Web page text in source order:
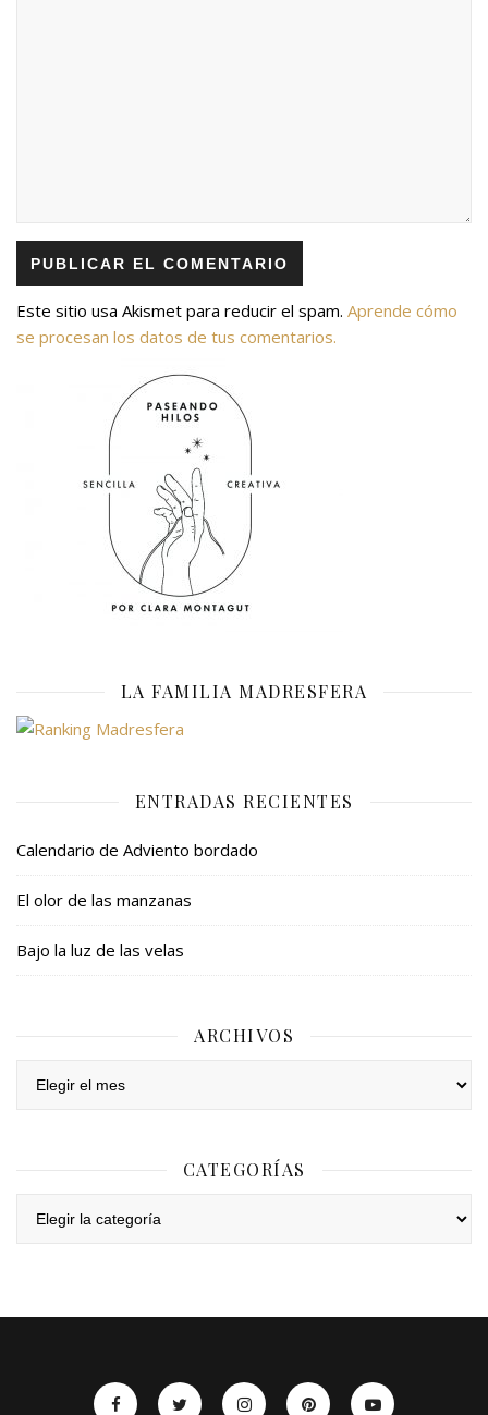
Este sitio usa Akismet para reducir el spam. Aprende cómo
se procesan los datos de tus comentarios.
LA FAMILIA MADRESFERA
ENTRADAS RECIENTES
Calendario de Adviento bordado
El olor de las manzanas
Bajo la luz de las velas
ARCHIVOS
CATEGORÍAS